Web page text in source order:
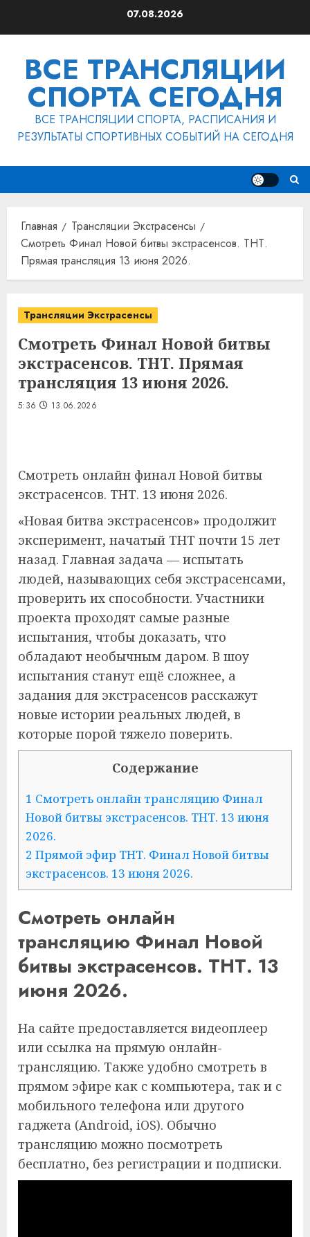
07.08.2026
ВСЕ ТРАНСЛЯЦИИ
СПОРТА СЕГОДНЯ
ВСЕ ТРАНСЛЯЦИИ СПОРТА, РАСПИСАНИЯ И
РЕЗУЛЬТАТЫ СПОРТИВНЫХ СОБЫТИЙ НА СЕГОДНЯ
Главная
Трансляции Экстрасенсы
Смотреть Финал Новой битвы экстрасенсов. ТНТ.
Прямая трансляция 13 июня 2026.
Трансляции Экстрасенсы
Смотреть Финал Новой битвы
экстрасенсов. ТНТ. Прямая
трансляция 13 июня 2026.
5:36 13.06.2026
Смотреть онлайн финал Новой битвы
экстрасенсов. ТНТ. 13 июня 2026.
«Новая битва экстрасенсов» продолжит
эксперимент, начатый ТНТ почти 15 лет
назад. Главная задача — испытать
людей, называющих себя экстрасенсами,
проверить их способности. Участники
проекта проходят самые разные
испытания, чтобы доказать, что
обладают необычным даром. В шоу
испытания станут ещё сложнее, а
задания для экстрасенсов расскажут
новые истории реальных людей, в
которые порой тяжело поверить.
Содержание
1 Смотреть онлайн трансляцию Финал
Новой битвы экстрасенсов. ТНТ. 13 июня
2026.
2 Прямой эфир ТНТ. Финал Новой битвы
экстрасенсов. 13 июня 2026.
Смотреть онлайн
трансляцию Финал Новой
битвы экстрасенсов. ТНТ. 13
июня 2026.
На сайте предоставляется видеоплеер
или ссылка на прямую онлайн-
трансляцию. Также удобно смотреть в
прямом эфире как с компьютера, так и с
мобильного телефона или другого
гаджета (Android, iOS). Обычно
трансляцию можно посмотреть
бесплатно, без регистрации и подписки.